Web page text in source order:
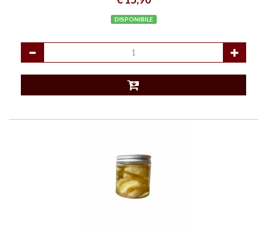
DISPONIBILE